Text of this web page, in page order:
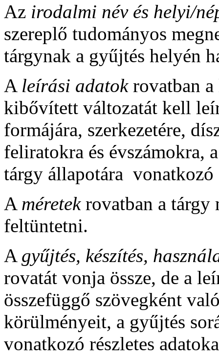
Az irodalmi név és helyi/
szereplő tudományos
tárgynak a gyűjtés helyén
A leírási adatokrovatban a
kibővített változatát kell
formájára, szerkezetére,
feliratokra és évszámokra,
tárgy állapotára vonatkozó
A méretekrovatban a tárgy
feltüntetni.
A gyűjtés, készítés,
rovatát vonja össze, de a
összefüggő szövegként
körülményeit, a gyűjtés
vonatkozó részletes